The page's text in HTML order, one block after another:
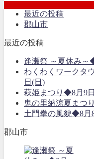
最近の投稿
郡山市
最近の投稿
逢瀬祭 ～夏休み～
わくわくワークタ
日(日)
萩姫まつり◆8月9
鬼の里納涼夏まつ
土門拳の風貌◆8月
郡山市